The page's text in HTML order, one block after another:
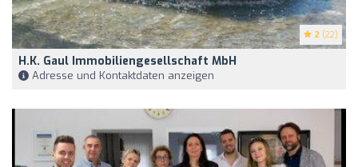
2 (22)
H.K. Gaul Immobiliengesellschaft MbH
Adresse und Kontaktdaten anzeigen